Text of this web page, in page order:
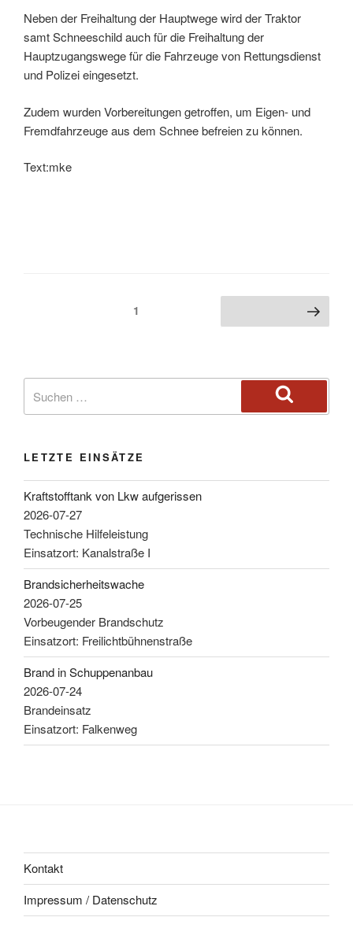
Neben der Freihaltung der Hauptwege wird der Traktor
samt Schneeschild auch für die Freihaltung der
Hauptzugangswege für die Fahrzeuge von Rettungsdienst
und Polizei eingesetzt.
Zudem wurden Vorbereitungen getroffen, um Eigen- und
Fremdfahrzeuge aus dem Schnee befreien zu können.
Text:mke
1
LETZTE EINSÄTZE
Kraftstofftank von Lkw aufgerissen
2026-07-27
Technische Hilfeleistung
Einsatzort: Kanalstraße I
Brandsicherheitswache
2026-07-25
Vorbeugender Brandschutz
Einsatzort: Freilichtbühnenstraße
Brand in Schuppenanbau
2026-07-24
Brandeinsatz
Einsatzort: Falkenweg
Kontakt
Impressum / Datenschutz